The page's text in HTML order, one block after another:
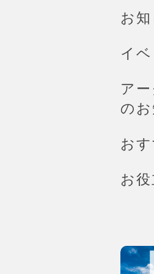
お
イ
ア
の
お
お